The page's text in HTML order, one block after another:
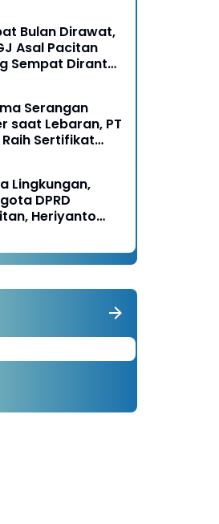
Bulan Dirawat,
Asal Pacitan
Sempat Dirantai
Serangan
saat Lebaran, PT
Raih Sertifikat
Madiun
Lingkungan,
DPRD
Heriyanto
100 Pohon
Tanam 1000